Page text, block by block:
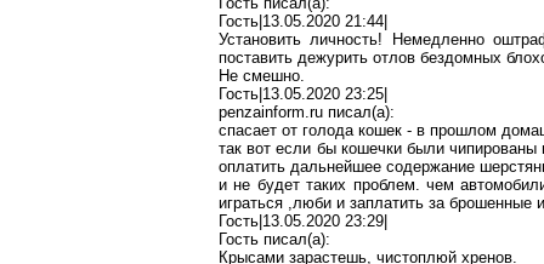
Гость|13.05.2020 21:44|
Установить личность! Немедленно
поставить дежурить отлов бездомных
Не смешно.
Гость|13.05.2020 23:25|
penzainform.ru писал(a):
спасает от голода кошек - в прошлом
так вот если бы кошечки быличипированы
оплатить дальнейшее содержание
и не будет таких проблем. чем
играться ,люби и заплатить за брошенные
Гость|13.05.2020 23:29|
Гость писал(a):
Крысами зарастешь, чистоплюй хренов.